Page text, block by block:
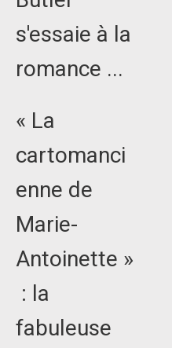
s'essaie à la
romance ...
« La
cartomanci
enne de
Marie-
Antoinette »
: la
fabuleuse